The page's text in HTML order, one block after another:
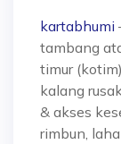
kartabhumi
tambang
timur
kalang
& akses
rimbun,